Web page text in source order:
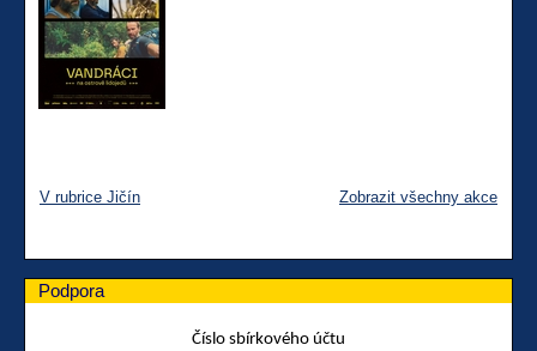
V rubrice Jičín Zobrazit všechny akce
Podpora
Číslo sbírkového účtu